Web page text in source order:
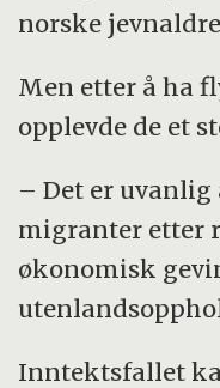
norske
Men etter å ha
opplevde de et
– Det er
migranter etter
økonomisk
Inntektsfallet